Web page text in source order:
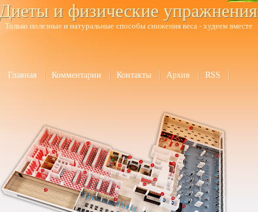
Диеты и физические упражнения
Только полезные и натуральные способы снижения веса - худеем вместе
Главная Комментарии Контакты Архив RSS